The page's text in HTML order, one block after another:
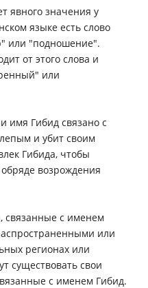
явного значения у
языке есть слово
или "подношение".
от этого слова и
или
имя Гибид связано с
и убит своим
Гибида, чтобы
возрождения
связанные с именем
или
регионах или
существовать свои
с именем Гибид.